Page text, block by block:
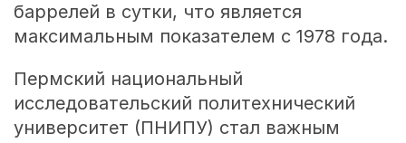
баррелей в сутки, что является
максимальным показателем с 1978 года.
Пермский национальный
исследовательский политехнический
университет (ПНИПУ) стал важным